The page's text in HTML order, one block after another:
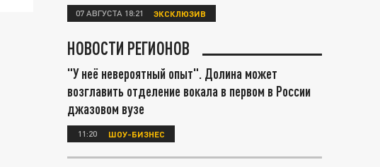
07 АВГУСТА 18:21 ЭКСКЛЮЗИВ
НОВОСТИ РЕГИОНОВ
"У неё невероятный опыт". Долина может
возглавить отделение вокала в первом в России
джазовом вузе
11:20 ШОУ-БИЗНЕС